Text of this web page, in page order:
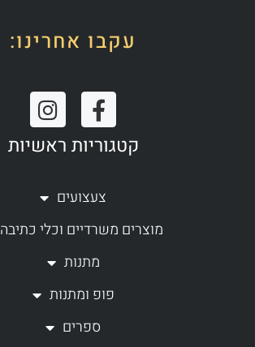
עקבו אחרינו:
F
a
c
b
o
o
k
f
I
n
s
a
r
a
קטגוריות ראשיות
צעצועים
מוצרים משרדיים וכלי כתיבה
מתנות
פופ ומתנות
ספרים